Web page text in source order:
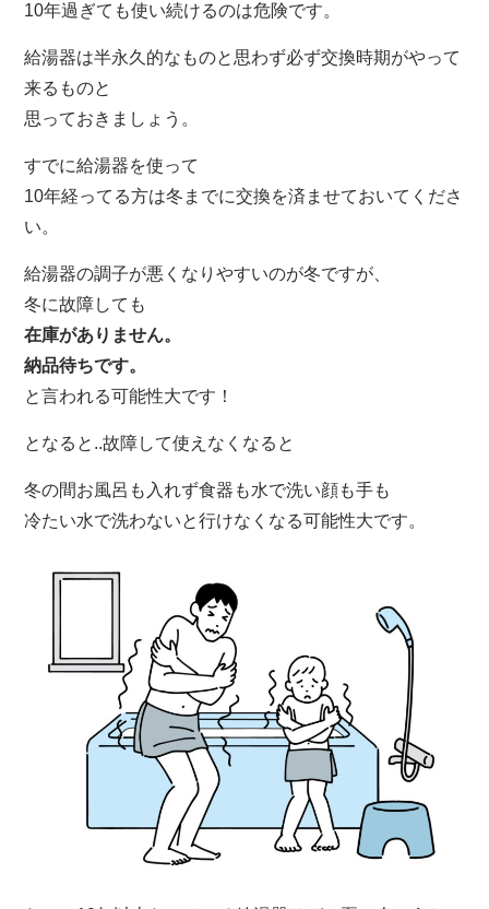
10年過ぎても使い続けるのは危険です。
給湯器は半永久的なものと思わず必ず交換時期がやって
来るものと
思っておきましょう。
すでに給湯器を使って
10年経ってる方は冬までに交換を済ませておいてくださ
い。
給湯器の調子が悪くなりやすいのが冬ですが、
冬に故障しても
在庫がありません。
納品待ちです。
と言われる可能性大です！
となると..故障して使えなくなると
冬の間お風呂も入れず食器も水で洗い顔も手も
冷たい水で洗わないと行けなくなる可能性大です。